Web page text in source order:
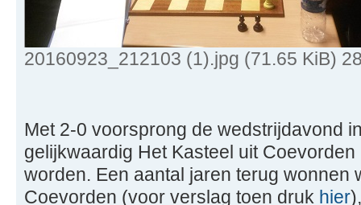
20160923_212103 (1).jpg (71.65 KiB)
Met 2-0 voorsprong de wedstrijdavond
gelijkwaardig Het Kasteel uit
worden. Een aantal jaren terug wonnen
Coevorden (voor verslag toen druk hier